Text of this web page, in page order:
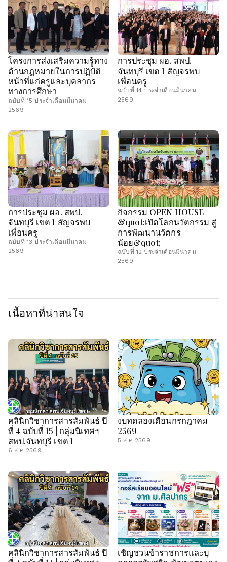
โครงการส่งเสริมความรู้ทาง
ด้านกฎหมายในการปฏิบัติ
หน้าที่แก่ครูและบุคลากร
ทางการศึกษา
ฉบับที่ 15 ประจำเดือนมีนาคม
2569
การประชุม ผอ. สพป.
จันทบุรี เขต 1 สัญจรพบ
เพื่อนครู
ฉบับที่ 14 ประจำเดือนมีนาคม
2569
การประชุม ผอ. สพป.
จันทบุรี เขต 1 สัญจรพบ
เพื่อนครู
ฉบับที่ 13 ประจำเดือนมีนาคม
2569
กิจกรรม OPEN HOUSE
&quot;เปิดโลกนวัตกรรม สู่
การพัฒนานวัตกร
น้อย&quot;
ฉบับที่ 12 ประจำเดือนมีนาคม
2569
เนื้อหาที่น่าสนใจ
คลินิกวิชาการสารสัมพันธ์ ปี
ที่ 4 ฉบับที่ 15 | กลุ่มนิเทศฯ
สพป.จันทบุรี เขต 1
6 ส.ค 2569
งบทดลองเดือนกรกฎาคม
2569
5 ส.ค 2569
คลินิกวิชาการสารสัมพันธ์ ปี
เชิญชวนข้าราชการและบุ